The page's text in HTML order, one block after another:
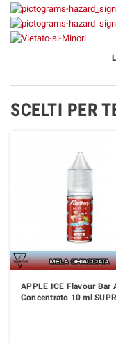
SCELTI PER
APPLE ICE Flavour Bar
Concentrato 10 ml